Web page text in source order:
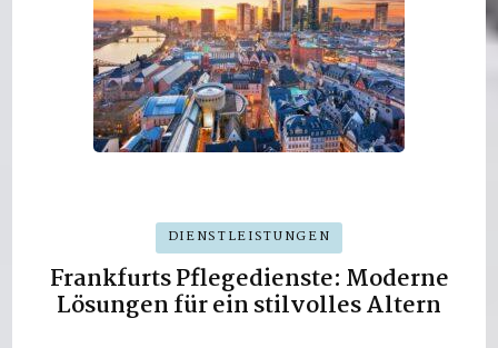
DIENSTLEISTUNGEN
Frankfurts Pflegedienste: Moderne
Lösungen für ein stilvolles Altern